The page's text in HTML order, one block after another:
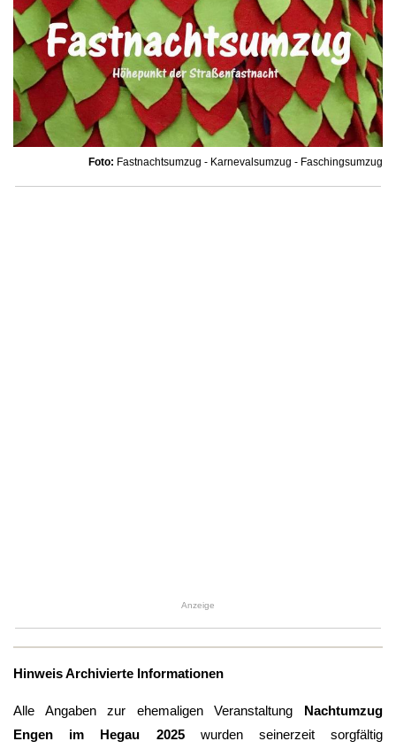
Foto: Fastnachtsumzug - Karnevalsumzug - Faschingsumzug
Anzeige
Hinweis Archivierte Informationen
Alle Angaben zur ehemaligen Veranstaltung Nachtumzug
Engen im Hegau 2025wurden seinerzeit sorgfältig